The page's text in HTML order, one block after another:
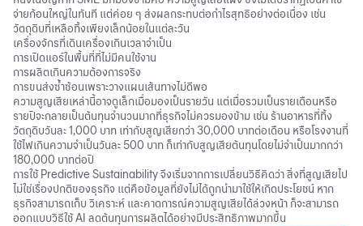
จ่ายก้อนใหญ่ในทันที แต่ค่อย ๆ ส่งผลกระทบต่อกำไรสุทธิอย่างต่อเนื่อง เช่น
วัตถุดิบที่เหลือทิ้งเพียงเล็กน้อยในแต่ละวัน
เครื่องจักรที่เดินเครื่องเกินเวลาจำเป็น
การเปิดแอร์ในพื้นที่ที่ไม่มีคนใช้งาน
การผลิตเกินความต้องการจริง
การขนส่งซ้ำซ้อนเพราะวางแผนเส้นทางไม่ดีพอ
ความสูญเสียเหล่านี้อาจดูเล็กเมื่อมองเป็นรายวัน แต่เมื่อรวมเป็นรายเดือนหรือ
รายปีจะกลายเป็นต้นทุนจำนวนมากที่ธุรกิจไม่ควรมองข้าม เช่น ร้านอาหารที่ทิ้ง
วัตถุดิบวันละ 1,000 บาท เท่ากับสูญเสียกว่า 30,000 บาทต่อเดือน หรือโรงงานที่
ใช้ไฟเกินความจำเป็นวันละ 500 บาท ก็เท่ากับสูญเสียต้นทุนโดยไม่จำเป็นมากกว่า
180,000 บาทต่อปี
การใช้ Predictive Sustainability จึงเริ่มจากการเปลี่ยนวิธีคิดว่า สิ่งที่สูญเสียไป
ไม่ใช่เรื่องปกติของธุรกิจ แต่คือข้อมูลที่ยังไม่ได้ถูกนำมาใช้ให้เกิดประโยชน์ หาก
ธุรกิจสามารถเก็บ วิเคราะห์ และคาดการณ์ความสูญเสียได้ล่วงหน้า ก็จะสามารถ
ออกแบบวิธีใช้ AI ลดต้นทุนการผลิตได้อย่างมีประสิทธิภาพมากขึ้น